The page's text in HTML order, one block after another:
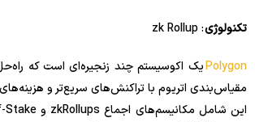
تکنولوژی: zk Rollup
Polygon
مقیاس‌بندی اتریوم با تراکنش‌های سریع‌تر و هزینه‌های